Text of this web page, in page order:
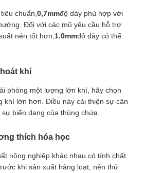
chuẩn, 0,7mmđộ dày phù hợp với
Đối với các mũ yêu cầu hỗ trợ
nén tốt hơn, 1.0mmđộ dày có thể
khí
phóng một lượng lớn khí, hãy chọn
khí lớn hơn. Điều này cải thiện sự cân
biến dạng của thùng chứa.
thích hóa học
nông nghiệp khác nhau có tính chất
khi sản xuất hàng loạt, nên thử